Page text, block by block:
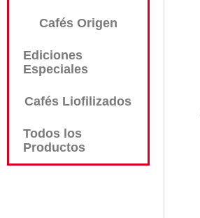
Cafés Origen
Ediciones
Especiales
Cafés Liofilizados
Todos los
Productos